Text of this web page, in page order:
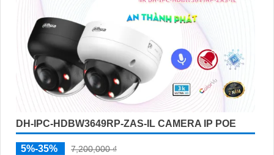
DH-IPC-HDBW3649RP-ZAS-IL CAMERA IP POE
5%-35%
7,200,000 ₫